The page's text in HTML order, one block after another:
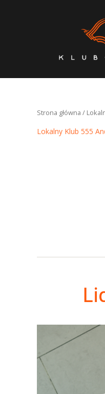
Strona główna /
Lokalny Klub 555